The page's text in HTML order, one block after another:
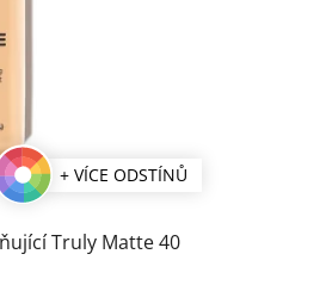
+ VÍCE ODSTÍNŮ
Truly Matte 40